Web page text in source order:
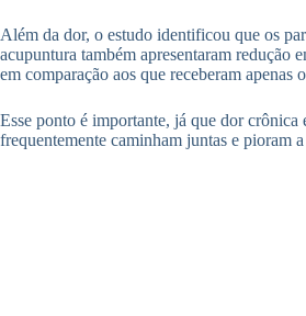
Além da dor, o estudo identificou que os
acupuntura também apresentaram redução
em comparação aos que receberam apenas
Esse ponto é importante, já que dor crônica
frequentemente caminham juntas e pioram